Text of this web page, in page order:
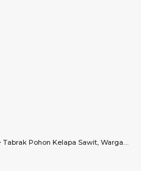
Tabrak Pohon Kelapa Sawit, Warga Kabupaten Melawi Tewas di Jalan Raya Bodok – Sanggau